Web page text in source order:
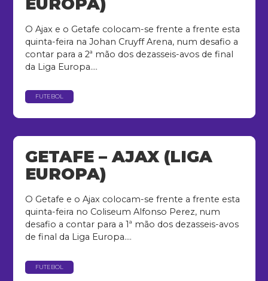
O Ajax e o Getafe colocam-se frente a frente esta
quinta-feira na Johan Cruyff Arena, num desafio a
contar para a 2ª mão dos dezasseis-avos de final
da Liga Europa....
FUTEBOL
GETAFE – AJAX (LIGA
EUROPA)
O Getafe e o Ajax colocam-se frente a frente esta
quinta-feira no Coliseum Alfonso Perez, num
desafio a contar para a 1ª mão dos dezasseis-avos
de final da Liga Europa....
FUTEBOL